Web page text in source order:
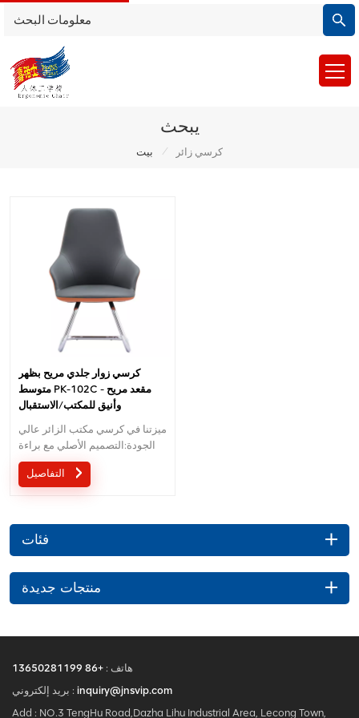
يبحث
بيت / كرسي زائر
كرسي زوار جلدي مريح بظهر
متوسط ​​PK-102C - مقعد مريح
وأنيق للمكتب/الاستقبال
ميزتنا في كرسي مكتب الزائر عالي
الجودة:التصميم الأصلي مع براءة
اختراع في الصين؛مريح آلية التحكم
في الأسلاك بتصميم براءة اختراع؛
فئات
منتجات جديدة
هاتف : +86 13650281199
بريد إلكتروني : inquiry@jnsvip.com
Add : NO.3 TengHu Road,Dazha Lihu Industrial Area, Lecong Town,